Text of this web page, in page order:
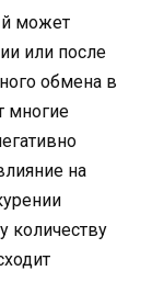
может
или после
обмена в
многие
на
количеству